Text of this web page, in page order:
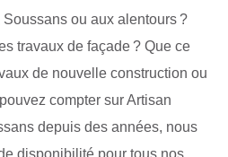
ou aux alentours ?
travaux de façade ? Que ce
de nouvelle construction ou
compter sur Artisan
depuis des années, nous
disponibilité pour tous nos